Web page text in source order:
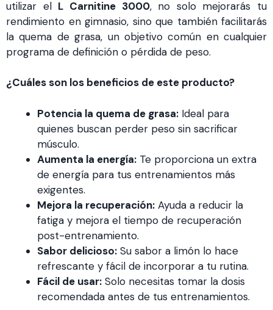
utilizar el L Carnitine 3000, no solo mejorarás tu
rendimiento en gimnasio, sino que también facilitarás
la quema de grasa, un objetivo común en cualquier
programa de definición o pérdida de peso.
¿Cuáles son los beneficios de este producto?
Potencia la quema de grasa: Ideal para
quienes buscan perder peso sin sacrificar
músculo.
Aumenta la energía: Te proporciona un extra
de energía para tus entrenamientos más
exigentes.
Mejora la recuperación: Ayuda a reducir la
fatiga y mejora el tiempo de recuperación
post-entrenamiento.
Sabor delicioso: Su sabor a limón lo hace
refrescante y fácil de incorporar a tu rutina.
Fácil de usar: Solo necesitas tomar la dosis
recomendada antes de tus entrenamientos.